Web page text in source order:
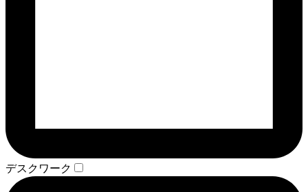
デスクワーク